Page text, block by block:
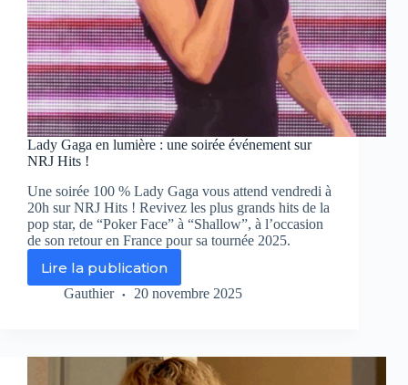
Lady Gaga en lumière : une soirée événement sur
NRJ Hits !
Une soirée 100 % Lady Gaga vous attend vendredi à
20h sur NRJ Hits ! Revivez les plus grands hits de la
pop star, de “Poker Face” à “Shallow”, à l’occasion
de son retour en France pour sa tournée 2025.
Lire la publication
Lady
Gaga
une
soirée
Gauthier 20 novembre 2025